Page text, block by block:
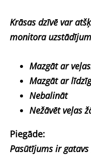
Krāsas dzīvē var
monitora
Mazgāt ar
Mazgāt ar
Nebalināt
Nežāvēt veļas
Piegāde:
Pasūtījums ir